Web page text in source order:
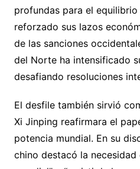
profundas para el
reforzado sus lazos
de las sanciones
del Norte ha intensificado
desafiando resoluciones
El desfile también sirvió
Xi Jinping reafirmara el
potencia mundial. En su
chino destacó la necesidad